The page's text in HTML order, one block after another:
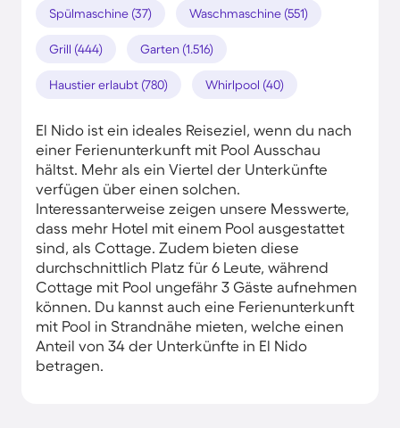
Spülmaschine (37) Waschmaschine (551)
Grill (444) Garten (1.516)
Haustier erlaubt (780) Whirlpool (40)
El Nido ist ein ideales Reiseziel, wenn du nach
einer Ferienunterkunft mit Pool Ausschau
hältst. Mehr als ein Viertel der Unterkünfte
verfügen über einen solchen.
Interessanterweise zeigen unsere Messwerte,
dass mehr Hotel mit einem Pool ausgestattet
sind, als Cottage. Zudem bieten diese
durchschnittlich Platz für 6 Leute, während
Cottage mit Pool ungefähr 3 Gäste aufnehmen
können. Du kannst auch eine Ferienunterkunft
mit Pool in Strandnähe mieten, welche einen
Anteil von 34 der Unterkünfte in El Nido
betragen.